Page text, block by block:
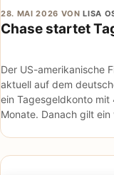
Chase startet
28. MAI 2026 VONLISA
Der US-amerikanische
aktuell auf dem
ein Tagesgeldkonto mit
Monate. Danach gilt